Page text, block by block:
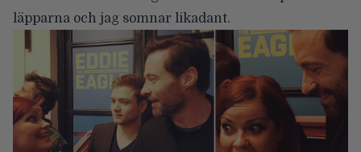
läpparna och jag somnar likadant.